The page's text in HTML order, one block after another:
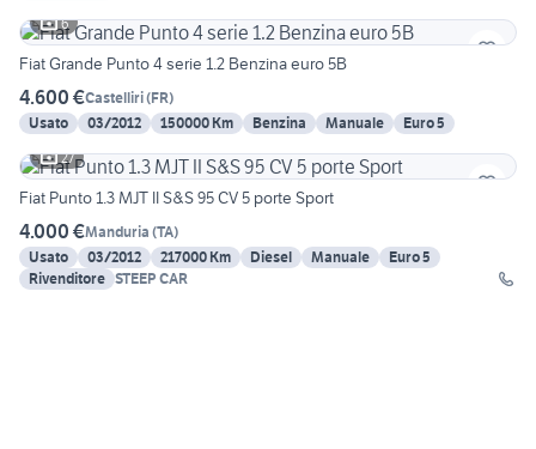
6
Fiat Grande Punto 4 serie 1.2 Benzina euro 5B
4.600 €Castelliri(FR)
Usato
03/2012 150000 Km Benzina Manuale
Euro 5
27
Fiat Punto 1.3 MJT II S&S 95 CV 5 porte Sport
4.000 €Manduria (TA)
Usato
03/2012 217000 Km Diesel Manuale
Euro 5
Rivenditore STEEP CAR